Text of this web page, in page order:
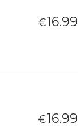
€16.99
€16.99